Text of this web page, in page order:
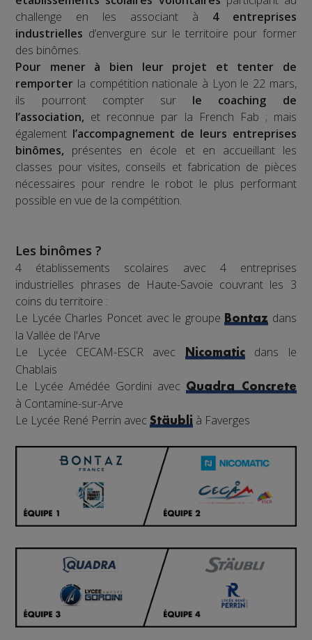
challenge en les associant à 4 entreprises
industrielles d’envergure sur le territoire pour former
des binômes.
Pour mener à bien leur projet et tenter de
remporter la compétition nationale à Lyon le 22 mars,
ils pourront compter sur le coaching de
l’association, et reconnue par la French Fab ; mais
également l’accompagnement de leurs entreprises
binômes, présentes en école et en accueillant les
classes pour visites, conseils et fabrication de pièces
nécessaires pour rendre le robot le plus performant
possible en vue de la compétition.
Les binômes ?
4 établissements scolaires avec 4 entreprises
industrielles phrases de Haute-Savoie couvrant les 3
coins du territoire :
Le Lycée Charles Poncet avec le groupe Bontaz dans
la Vallée de l'Arve
Le Lycée CECAM-ESCR avec
Nicomaticdans le
Chablais
Le Lycée Amédée Gordini avecQuadra Concrete
à Contamine-sur-Arve
Le Lycée René Perrin avecStäubli à Faverges